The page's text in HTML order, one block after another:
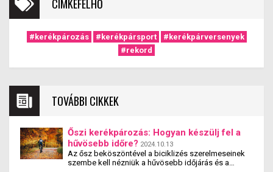
CÍMKEFELHŐ
#kerékpározás #kerékpársport
#kerékpárversenyek
#rekord
TOVÁBBI CIKKEK
Őszi kerékpározás: Hogyan készülj fel a
hűvösebb időre? 2024.10.13
Az ősz beköszöntével a biciklizés szerelmeseinek
szembe kell nézniük a hűvösebb időjárás és a